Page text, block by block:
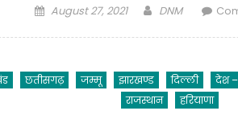
Posted
August 27, 2021 Author
DNM
छतीसगढ़ जम्मू झारखण्ड दिल्ली देश
राजस्थान
हरियाणा